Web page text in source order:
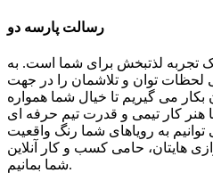
رسالت پارسه دو
تجربه لذتبخش برای شما است. به
لحظات توان و تلاشمان را در جهت
بکار می گیریم تا خیال شما همواره
هنر کار تیمی و قدرت تیم حرفه ای
به رویاهای شما رنگ واقعیت
هایتان، حامی کسب و کار آنلاین
شما بمانیم.